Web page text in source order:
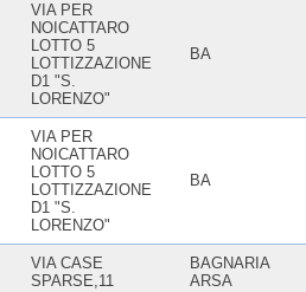
VIA PER
NOICATTARO
LOTTO 5
LOTTIZZAZIONE
D1 "S.
LORENZO"
BA
VIA PER
NOICATTARO
LOTTO 5
LOTTIZZAZIONE
D1 "S.
LORENZO"
BA
VIA CASE
SPARSE,11
BAGNARIA
ARSA